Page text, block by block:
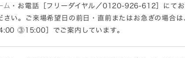
ム ・お電話［フリーダイヤル／0120-926-612］にて
さい。ご来場希望日の前日・直前またはお急ぎの場合
③15:00］でご案内しています。